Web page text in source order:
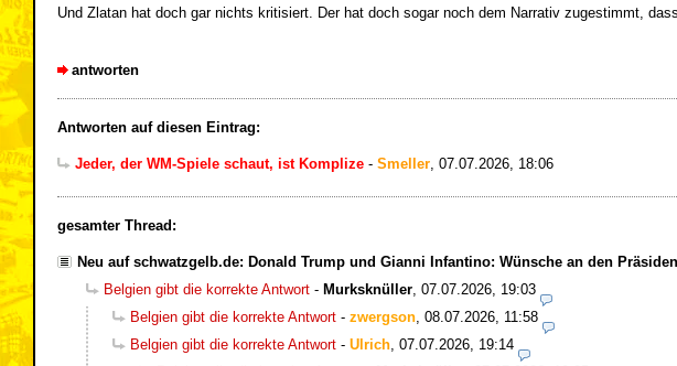
Und Zlatan hat doch gar nichts kritisiert. Der hat doch sogar noch dem Narrativ zugestimmt,
antworten
Antworten auf diesen Eintrag:
Jeder, der WM-Spiele schaut, ist Komplize - Smeller 07.07.2026, 18:06
gesamter Thread:
Neu auf schwatzgelb.de: Donald Trump und Gianni Infantino: Wünsche an den
Belgien gibt die korrekte Antwort - Murksknüller 07.07.2026, 19:03
Belgien gibt die korrekte Antwort - zwergson 08.07.2026, 11:58
Belgien gibt die korrekte Antwort - Ulrich 07.07.2026, 19:14